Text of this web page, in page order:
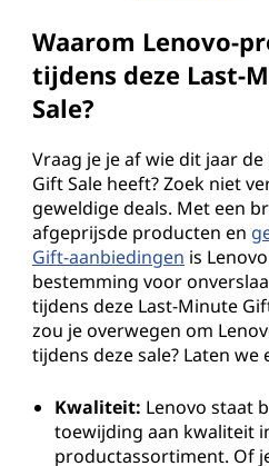
Waarom Lenovo-
tijdens deze Last-
Sale?
Vraag je je af wie dit jaar
Gift Sale heeft? Zoek niet
geweldige deals. Met een
afgeprijsde producten en
Gift-aanbiedingen is
bestemming voor
tijdens deze Last-Minute
zou je overwegen om
tijdens deze sale? Laten we
Kwaliteit: Lenovo staat
toewijding aan kwaliteit
productassortiment. Of